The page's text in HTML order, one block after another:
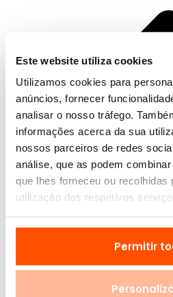
Este website utiliza cookies
Utilizamos cookies para
anúncios, fornecer
analisar o nosso tráfego.
informações acerca da sua
nossos parceiros de redes
análise, que as podem
que lhes forneceu ou recolhidas
utilização dos respetivos
Permitir